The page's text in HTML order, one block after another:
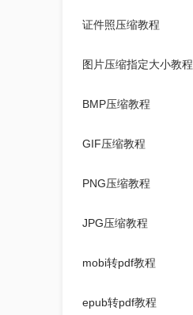
证件照压缩教程
图片压缩指定大小教程
BMP压缩教程
GIF压缩教程
PNG压缩教程
JPG压缩教程
mobi转pdf教程
epub转pdf教程